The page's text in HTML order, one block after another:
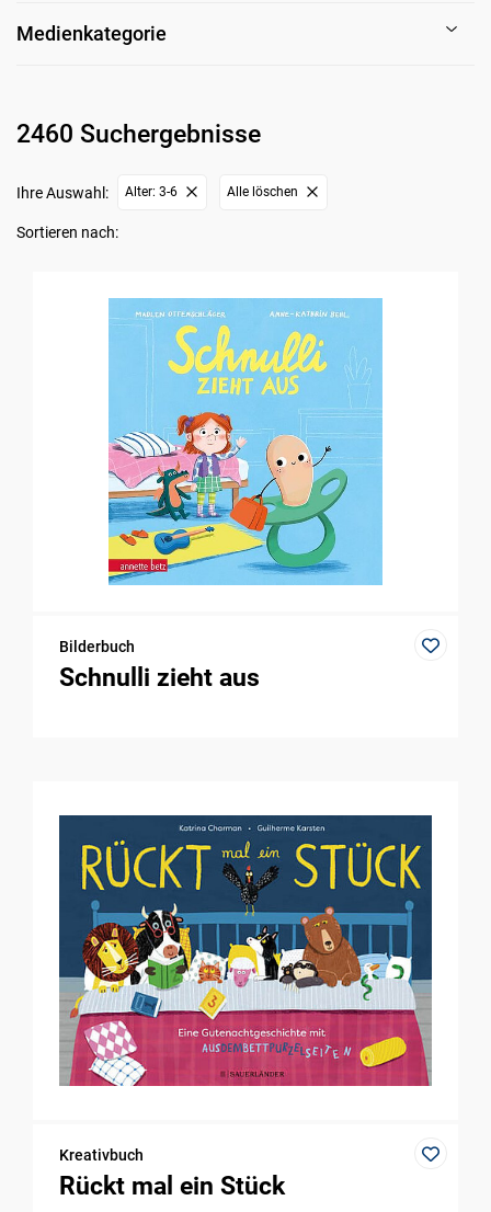
Medienkategorie
2460 Suchergebnisse
Ihre Auswahl: Alter: 3-6 Alle löschen
Sortieren nach:
Bilderbuch
Schnulli zieht aus
Kreativbuch
Rückt mal ein Stück